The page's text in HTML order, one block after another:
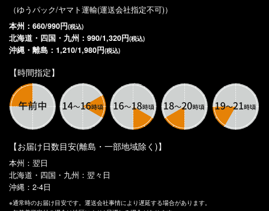
（ゆうパック/ヤマト運輸(運送会社指定不可)）
本州：660/990円(税込)
北海道・四国・九州：990/1,320円(税込)
沖縄・離島：1,210/1,980円(税込)
【時間指定】
【お届け日数目安(離島・一部地域除く)】
本州：翌日
北海道・四国・九州：翌々日
沖縄：2-4日
※通常時のお届け目安です。運送会社事情により遅延する場合があります。